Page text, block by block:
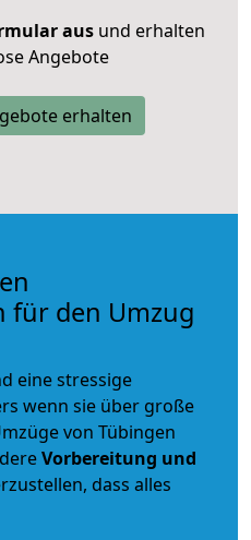
ausund erhalten
Angebote
erhalten
für den Umzug
eine stressige
wenn sie über große
von Tübingen
Vorbereitung und
dass alles